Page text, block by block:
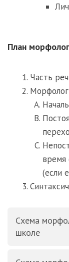
План
Часть
время
(если
Схема
школе